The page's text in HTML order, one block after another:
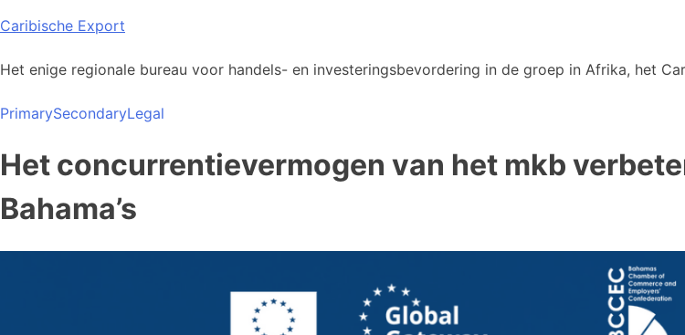
Skip
content
Caribische Export
Het enige regionale bureau voor handels- en investeringsbevordering in de groep in Afrika, het
PrimarySecondaryLegal
Het concurrentievermogen van het mkb
Bahama’s